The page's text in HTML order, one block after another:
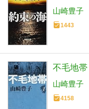
山崎豊子
1443
不毛地
山崎豊子
4158